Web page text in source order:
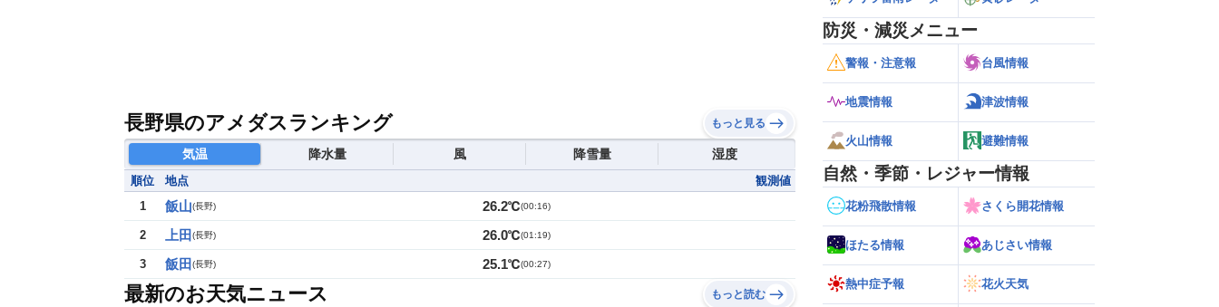
長野県のアメダスランキング もっと見る
気温 降水量 風 降雪量 湿度
順位 地点
観測値
1
飯山(長野) 26.2℃(00:16)
2 上田 (長野) 26.0℃(01:19)
3 飯田 (長野) 25.1℃(00:27)
最新のお天気ニュース もっと読む
防災・減災メニュー
警報・注意報 台風情報
地震情報 津波情報
火山情報 避難情報
自然・季節・レジャー情報
花粉飛散情報 さくら開花情報
ほたる情報 あじさい情報
熱中症予報 花火天気